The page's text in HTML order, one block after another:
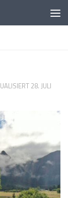
28. JULI